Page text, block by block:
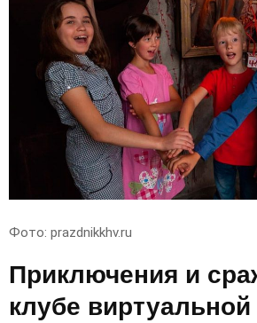
Фото: prazdnikkhv.ru
Приключения и
клубе виртуальной